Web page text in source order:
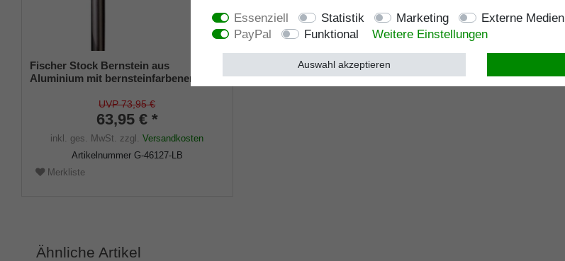
Fischer Stock Bernstein aus
Aluminium mit bernsteinfarbenem Griff
UVP 73,95 €
63,95 € *
inkl. ges. MwSt. zzgl.Versandkosten
Artikelnummer G-46127-LB
Merkliste
Ähnliche Artikel
Essenziell
Statistik Marketing Externe Medien
PayPal
Funktional Weitere Einstellungen
Auswahl akzeptieren